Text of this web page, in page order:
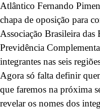
Atlântico Fernando
chapa de oposição para
Associação Brasileira das
Previdência
integrantes nas seis
Agora só falta definir
que faremos na próxima
revelar os nomes dos